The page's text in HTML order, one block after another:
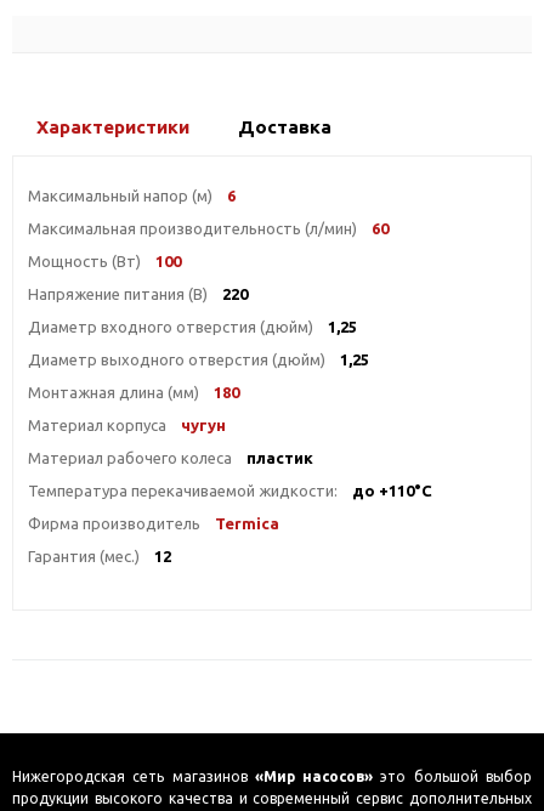
Характеристики Доставка
Максимальный напор (м)
6
Максимальная производительность (л/мин)
60
Мощность (Вт)
100
Напряжение питания (В)
220
Диаметр входного отверстия (дюйм)
1,25
Диаметр выходного отверстия (дюйм)
1,25
Монтажная длина (мм)
180
Материал корпуса
чугун
Материал рабочего колеса
пластик
Температура перекачиваемой жидкости:
до +110°С
Фирма производитель
Termica
Гарантия (мес.)
12
Нижегородская сеть магазинов «Мир насосов» это большой выбор
продукции высокого качества и современный сервис дополнительных